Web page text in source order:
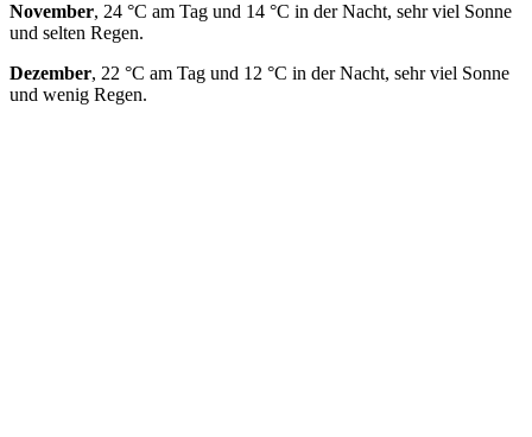
November, 24 °C am Tag und 14 °C in der Nacht, sehr viel Sonne
und selten Regen.
Dezember, 22 °C am Tag und 12 °C in der Nacht, sehr viel Sonne
und wenig Regen.